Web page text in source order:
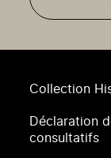
Collection
Déclaration
consultatifs